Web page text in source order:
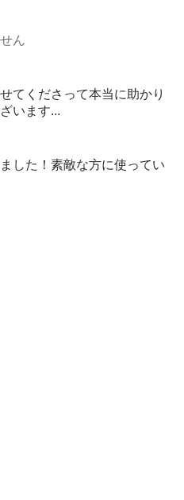
ん
てくださって本当に助かり
います...
した！素敵な方に使ってい